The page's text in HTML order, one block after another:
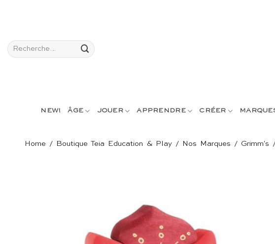
Recherche
pour :
NEW! ÂGE JOUER APPRENDRE CRÉER
Home / Boutique Teia Education & Play / Nos Marques / Grimm's